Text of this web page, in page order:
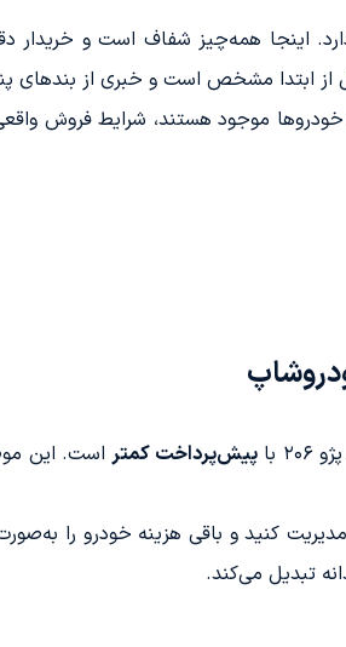
اینجا همه‌چیز شفاف است و خریدار
از ابتدا مشخص است و خبری از بندهای
خودروها موجود هستند، شرایط فروش
با پیش‌پرداخت کمتر است. این
کنید و باقی هزینه خودرو را
تبدیل می‌کند.